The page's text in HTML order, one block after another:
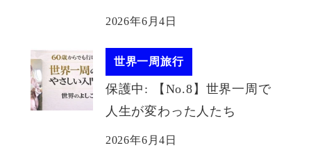
2026年6月4日
世界一周旅行
保護中: 【No.8】世界一周で
人生が変わった人たち
2026年6月4日